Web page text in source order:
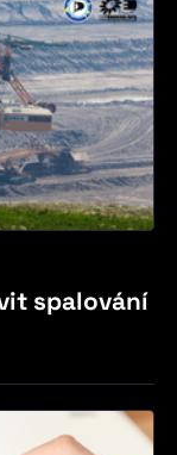
spalování